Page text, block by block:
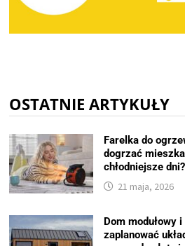
OSTATNIE ARTYKUŁY
Farelka do
dogrzać
chłodniejsze dni?
21 maja, 2026
Dom modułowy
zaplanować